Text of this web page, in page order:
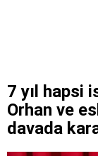
7 yıl hapsi
Orhan ve
davada